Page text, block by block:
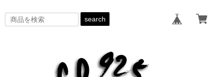
search